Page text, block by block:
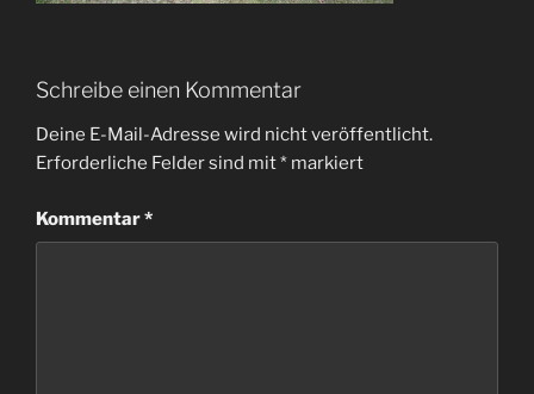
Schreibe einen Kommentar
Deine E-Mail-Adresse wird nicht veröffentlicht.
Erforderliche Felder sind mit* markiert
Kommentar*